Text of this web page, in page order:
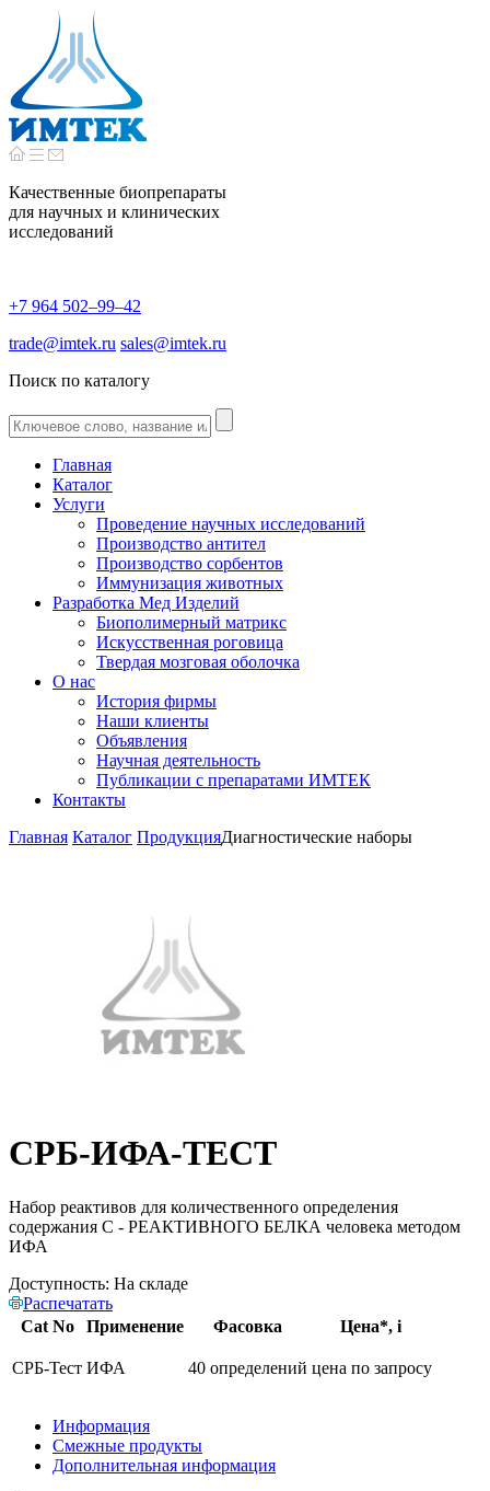
Качественные биопрепараты
для научных и клинических
исследований
+7 964 502–99–42
trade@imtek.ru sales@imtek.ru
Поиск по каталогу
Главная
Каталог
Услуги
Проведение научных исследований
Производство антител
Производство сорбентов
Иммунизация животных
Разработка Мед Изделий
Биополимерный матрикс
Искусственная роговица
Твердая мозговая оболочка
О нас
История фирмы
Наши клиенты
Объявления
Научная деятельность
Публикации с препаратами ИМТЕК
Контакты
Главная Каталог ПродукцияДиагностические наборы
СРБ-ИФА-ТЕСТ
Набор реактивов для количественного определения
содержания С - РЕАКТИВНОГО БЕЛКА человека методом
ИФА
Доступность: На складе
Распечатать
Cat No
Применение Фасовка Цена*, i
СРБ-Тест ИФА 40 определений цена по запросу
Информация
Смежные продукты
Дополнительная информация